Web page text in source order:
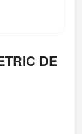
DE